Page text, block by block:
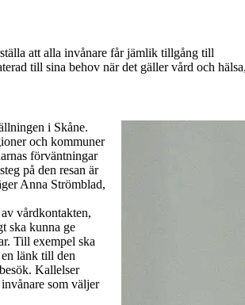
att alla invånare får jämlik tillgång till
till sina behov när det gäller vård och
i Skåne.
och kommuner
förväntningar
på den resan är
Anna Strömblad,
vårdkontakten,
ska kunna ge
Till exempel ska
länk till den
Kallelser
som väljer